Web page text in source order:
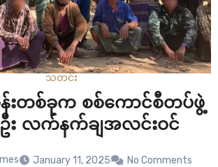
သတင်း
းတစ်ခုက စစ်ကောင်စီတပ်ဖွဲ့
ဦး လက်နက်ချအလင်းဝင်
January 11, 2025 No Comments